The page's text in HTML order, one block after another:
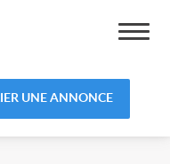
UNE ANNONCE